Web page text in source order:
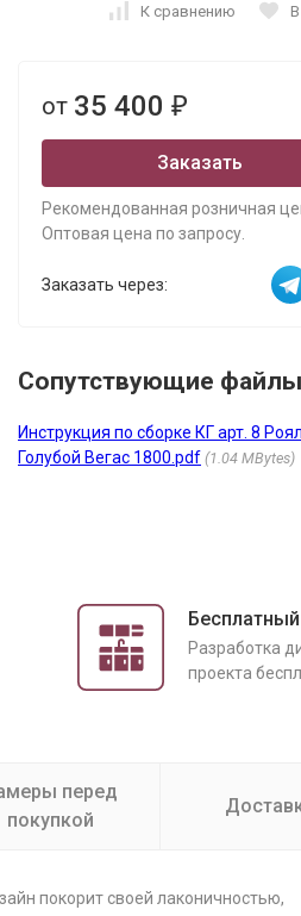
К сравнению
от 35 400 ₽
Заказать
Рекомендованная розничная
Оптовая цена по запросу.
Заказать через:
Сопутствующие файлы
Инструкция по сборке КГ арт. 8
Голубой Вегас 1800.pdf 1.04 MBytes
Разработка
проекта
перед
покупкой
покорит своей лаконичностью,